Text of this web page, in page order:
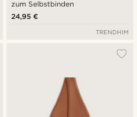
zum Selbstbinden
24,95 €
TRENDHIM